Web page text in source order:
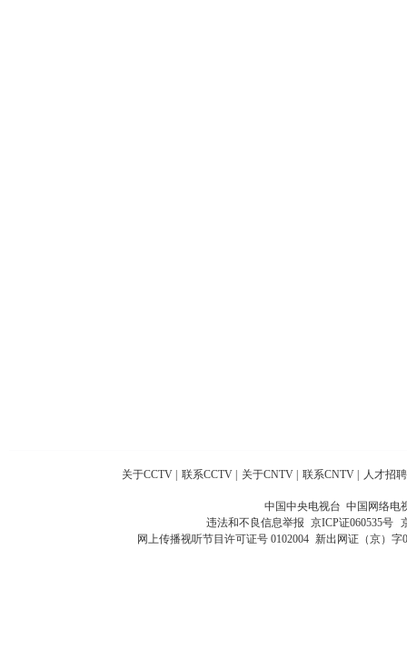
关于CCTV 联系CCTV 关于CNTV 联系CNTV 人才招聘
中国中央电视台 中国网络电
违法和不良信息举报 京ICP证060535号
网上传播视听节目许可证号 0102004 新出网证（京）